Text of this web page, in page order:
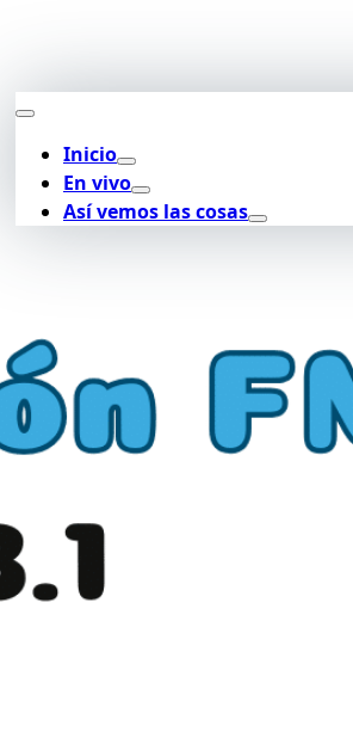
Inicio
En vivo
Así vemos las cosas